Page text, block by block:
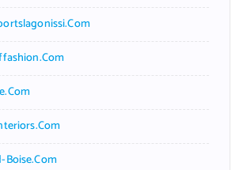
Boise.com